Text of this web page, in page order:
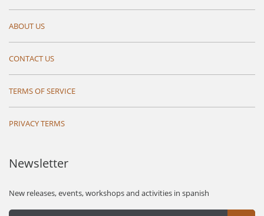
ABOUT US
CONTACT US
TERMS OF SERVICE
PRIVACY TERMS
Newsletter
New releases, events, workshops and activities in spanish